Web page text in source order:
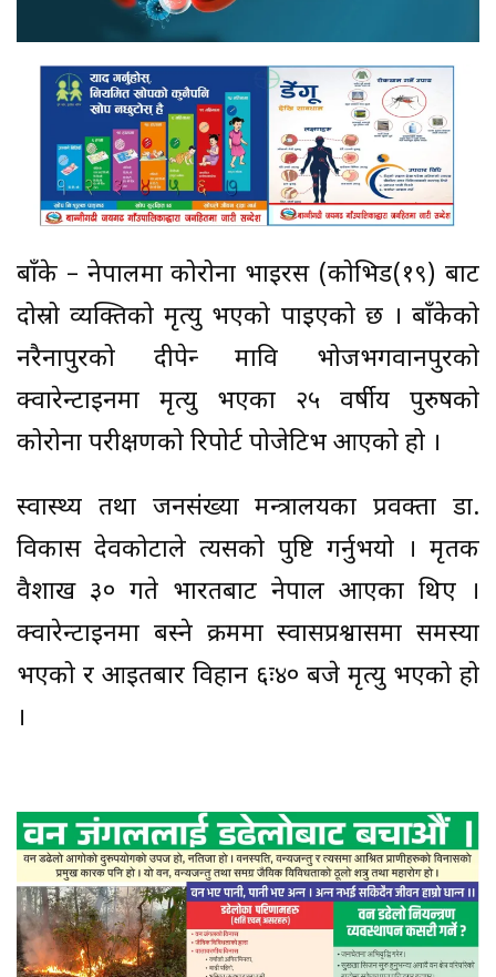
बाँके – नेपालमा कोरोना भाइरस (कोभिड(१९) बाट
दोस्रो व्यक्तिको मृत्यु भएको पाइएको छ । बाँकेको
नरैनापुरको दीपेन्द्र मावि भोजभगवानपुरको
क्वारेन्टाइनमा मृत्यु भएका २५ वर्षीय पुरुषको
कोरोना परीक्षणको रिपोर्ट पोजेटिभ आएको हो ।
स्वास्थ्य तथा जनसंख्या मन्त्रालयका प्रवक्ता डा.
विकास देवकोटाले त्यसको पुष्टि गर्नुभयो । मृतक
वैशाख ३० गते भारतबाट नेपाल आएका थिए ।
क्वारेन्टाइनमा बस्ने क्रममा स्वासप्रश्वासमा समस्या
भएको र आइतबार विहान ६ः४० बजे मृत्यु भएको हो
।